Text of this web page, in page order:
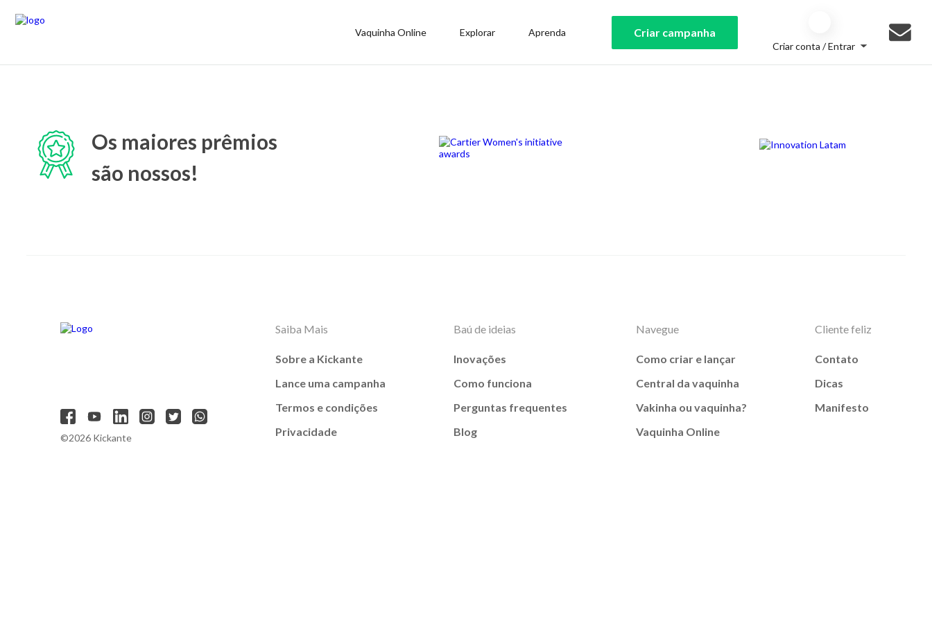
Vaquinha Online Explorar Aprenda Criar campanha
Criar conta / Entrar
Os maiores prêmios
são nossos!
©2026 Kickante
Saiba Mais
Sobre a Kickante
Lance uma campanha
Termos e condições
Privacidade
Baú de ideias
Inovações
Como funciona
Perguntas frequentes
Blog
Navegue
Como criar e lançar
Central da vaquinha
Vakinha ou vaquinha?
Vaquinha Online
Cliente feliz
Contato
Dicas
Manifesto